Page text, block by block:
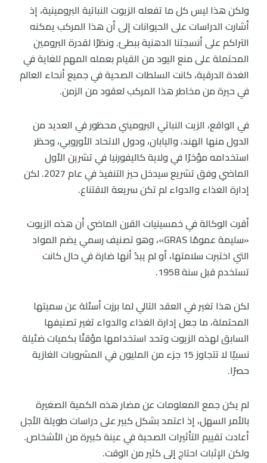
ولكن هذا ليس كل ما تفعله الزيوت النباتية البرومينية، إذ
أشارت الدراسات على الحيوانات إلى أن هذا المركب يمكنه
التراكم على أنسجتنا الدهنية ببطئ. ونظرًا لقدرة البرومين
المحتملة على منع اليود من القيام بعمله المهم للغاية في
الغدة الدرقية، كانت السلطات الصحية في جميع أنحاء العالم
في حيرة من مخاطر هذا المركب لعقود من الزمن.
في الواقع، الزيت النباتي البروميني محظور في العديد من
الدول منها الهند، واليابان، ودول الاتحاد الأوروبي، وحظر
استخدامه مؤخرًا في ولاية كاليفورنيا في تشرين الأول
الماضي وفق تشريع سيدخل حيز التنفيذ في عام 2027. لكن
إدارة الغذاء والدواء لم تكن سريعة الاقتناع.
أقرت الوكالة في خمسينيات القرن الماضي أن هذه الزيوت
«سليمة عمومًا GRAS»، وهو تصنيف رسمي يضم المواد
التي اختبرت سلامتها، أو لم يبدُ أنها ضارة في حال كانت
تستخدم قبل سنة 1958.
لكن هذا تغير في العقد التالي لما برزت أسئلة عن سميتها
المحتملة، ما جعل إدارة الغذاء والدواء تغير تصنيفها
السابق لهذه الزيوت وتحد استخدامها مؤقتًا بكميات ضئيلة
نسبيًا لا تتجاوز 15 جزء من المليون في المشروبات الغازية
حصرًا.
لم يكن جمع المعلومات عن مضار هذه الكمية الصغيرة
بالأمر السهل، إذ اعتمد بشكل كبير على دراسات طويلة الأجل
أعادت تقييم التأثيرات الصحية في عينة كبيرة من الأشخاص.
ولكن الإثبات احتاج إلى كثير من الوقت.